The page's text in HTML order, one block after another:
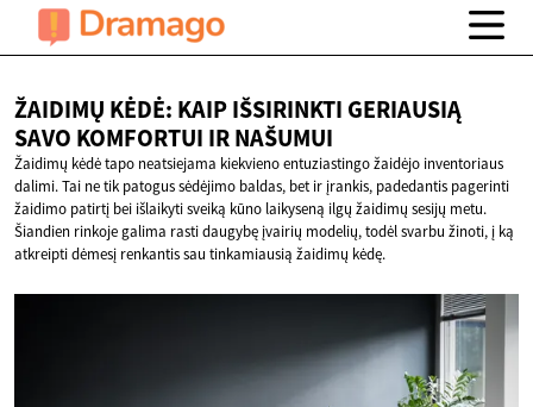
ŽAIDIMŲ KĖDĖ: KAIP IŠSIRINKTI GERIAUSIĄ
SAVO KOMFORTUI IR NAŠUMUI
Žaidimų kėdė tapo neatsiejama kiekvieno entuziastingo žaidėjo inventoriaus
dalimi. Tai ne tik patogus sėdėjimo baldas, bet ir įrankis, padedantis pagerinti
žaidimo patirtį bei išlaikyti sveiką kūno laikyseną ilgų žaidimų sesijų metu.
Šiandien rinkoje galima rasti daugybę įvairių modelių, todėl svarbu žinoti, į ką
atkreipti dėmesį renkantis sau tinkamiausią žaidimų kėdę.